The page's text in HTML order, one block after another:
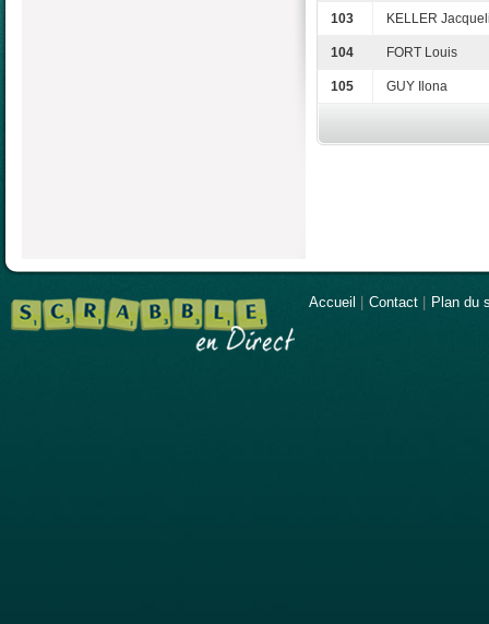
103 KELLER
104 FORT Louis
105 GUY Ilona
Accueil Contact Plan du